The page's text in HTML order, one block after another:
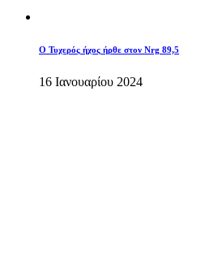
O Τυχερός ήχος ήρθε στον Nrg 89,5
16 Ιανουαρίου 2024